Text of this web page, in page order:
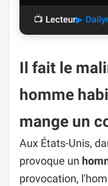
📺 Lecteur▶
Il fait le
homme
mange un
Aux États-Unis,
provoque un
provocation,